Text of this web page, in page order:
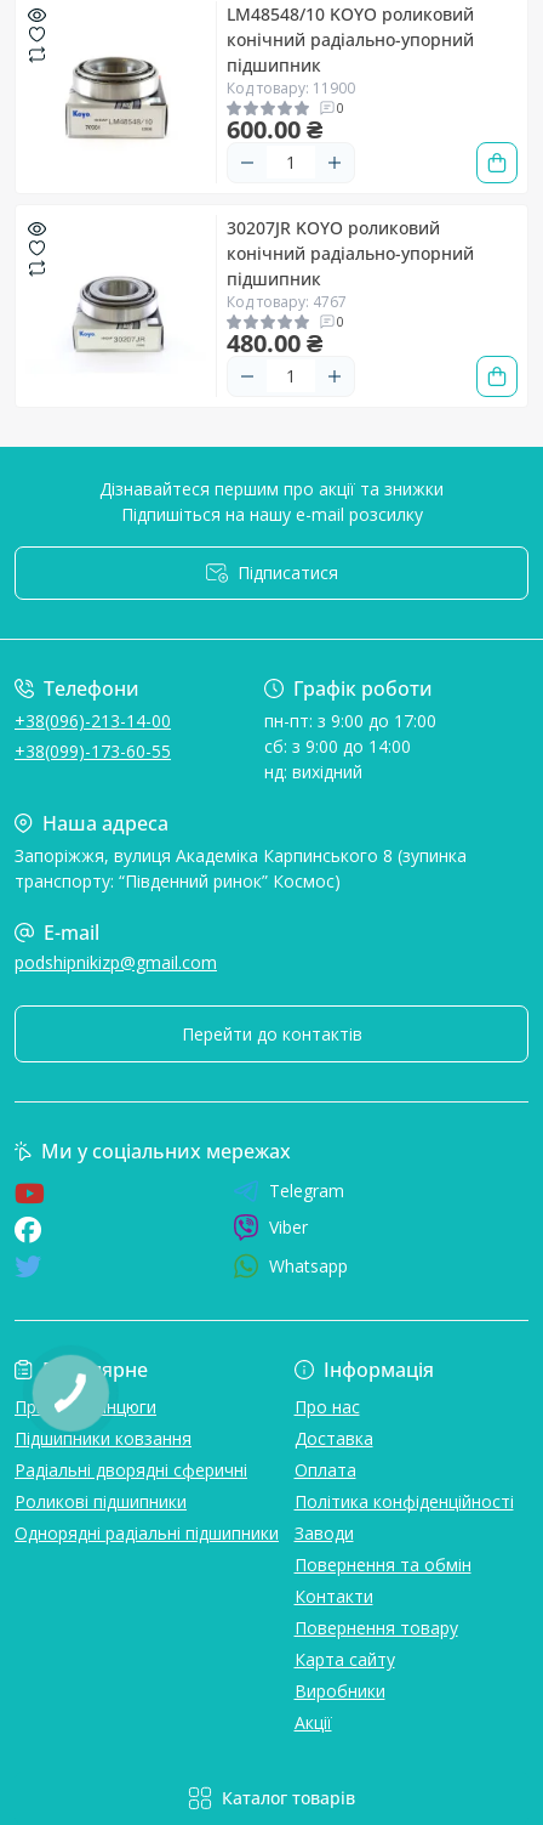
LM48548/10 KOYO роликовий
конічний радіально-упорний
підшипник
Код товару: 11900
0
600.00 ₴
30207JR KOYO роликовий
конічний радіально-упорний
підшипник
Код товару: 4767
0
480.00 ₴
Дізнавайтеся першим про акції та знижки
Підпишіться на нашу e-mail розсилку
Підписатися
Телефони
+38(096)-213-14-00
+38(099)-173-60-55
Графік роботи
пн-пт: з 9:00 до 17:00
сб: з 9:00 до 14:00
нд: вихідний
Наша адреса
Запоріжжя, вулиця Академіка Карпинського 8 (зупинка
транспорту: “Південний ринок” Космос)
E-mail
podshipnikizp@gmail.com
Перейти до контактів
Популярне
Привідні ланцюги
Підшипники ковзання
Радіальні дворядні сферичні
Роликові підшипники
Однорядні радіальні підшипники
Інформація
Про нас
Доставка
Оплата
Політика конфіденційності
Заводи
Повернення та обмін
Контакти
Повернення товару
Карта сайту
Виробники
Акції
Каталог товарів
Ми у соціальних мережах
Telegram
Viber
Whatsapp